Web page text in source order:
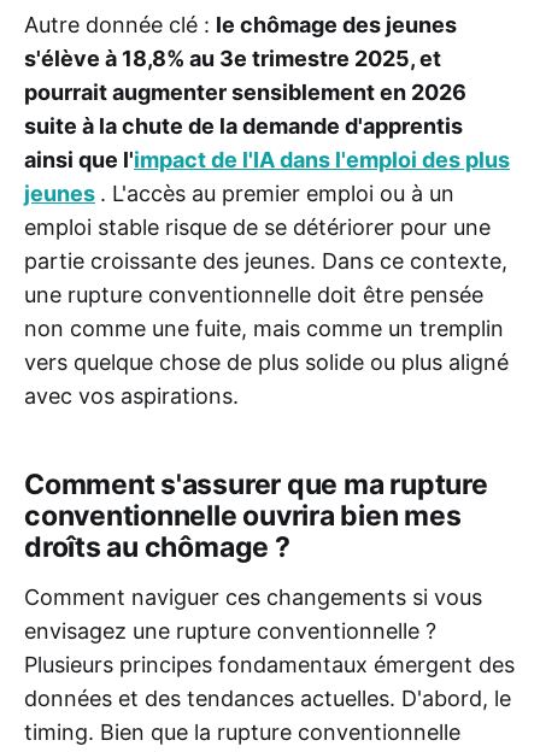
Autre donnée clé : le chômage des jeunes
s'élève à 18,8% au 3e trimestre 2025, et
pourrait augmenter sensiblement en 2026
suite à la chute de la demande d'apprentis
ainsi que l'impact de l'IA dans l'emploi des plus
jeunes . L'accès au premier emploi ou à un
emploi stable risque de se détériorer pour une
partie croissante des jeunes. Dans ce contexte,
une rupture conventionnelle doit être pensée
non comme une fuite, mais comme un tremplin
vers quelque chose de plus solide ou plus aligné
avec vos aspirations.
Comment s'assurer que ma rupture
conventionnelle ouvrira bien mes
droîts au chômage ?
Comment naviguer ces changements si vous
envisagez une rupture conventionnelle ?
Plusieurs principes fondamentaux émergent des
données et des tendances actuelles. D'abord, le
timing. Bien que la rupture conventionnelle